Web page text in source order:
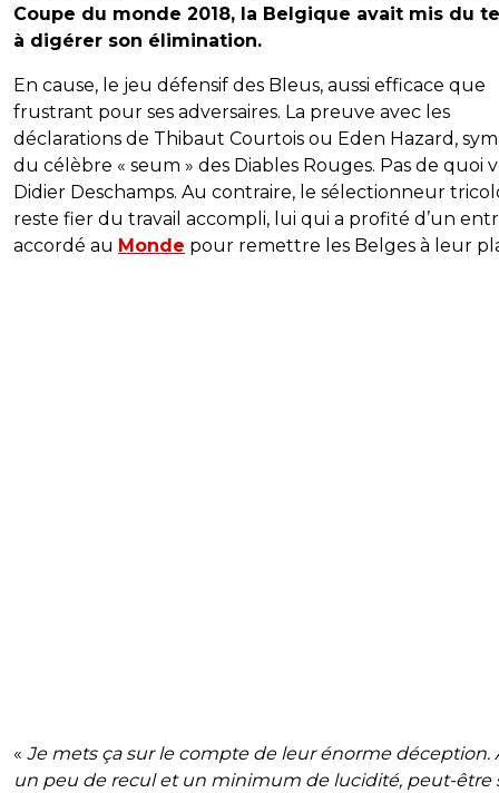
Coupe du monde 2018, la Belgique avait mis du
à digérer son élimination.
En cause, le jeu défensif des Bleus, aussi efficace que
frustrant pour ses adversaires. La preuve avec les
déclarations de Thibaut Courtois ou Eden Hazard,
du célèbre « seum » des Diables Rouges. Pas de quoi
Didier Deschamps. Au contraire, le sélectionneur
reste fier du travail accompli, lui qui a profité d’un
accordé au Monde pour remettre les Belges à leur
« Je mets ça sur le compte de leur énorme déception.
un peu de recul et un minimum de lucidité, peut-être